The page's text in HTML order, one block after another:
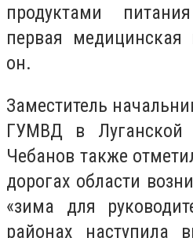
продуктами
первая
он.
Заместитель
ГУМВД в Луганской
Чебанов также
дорогах области
«зима для
районах наступила